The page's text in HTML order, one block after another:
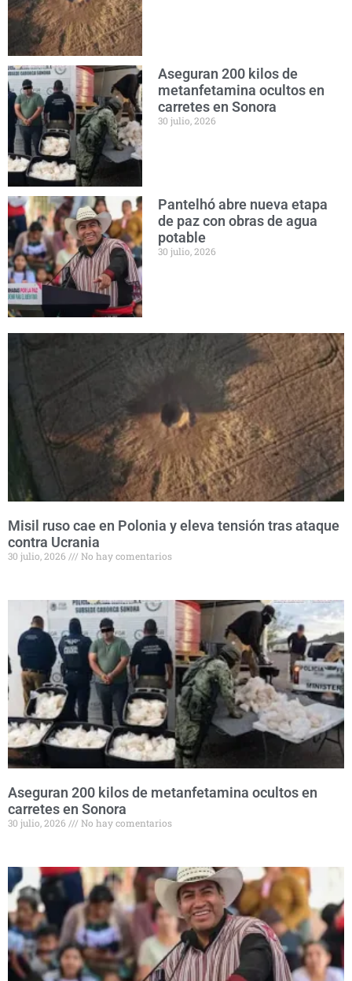
Aseguran 200 kilos de
metanfetamina ocultos en
carretes en Sonora
30 julio, 2026
Pantelhó abre nueva etapa
de paz con obras de agua
potable
30 julio, 2026
Misil ruso cae en Polonia y eleva tensión tras ataque
contra Ucrania
30 julio, 2026 No hay comentarios
Aseguran 200 kilos de metanfetamina ocultos en
carretes en Sonora
30 julio, 2026 No hay comentarios